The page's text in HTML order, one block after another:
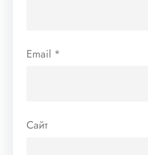
Email *
Сайт